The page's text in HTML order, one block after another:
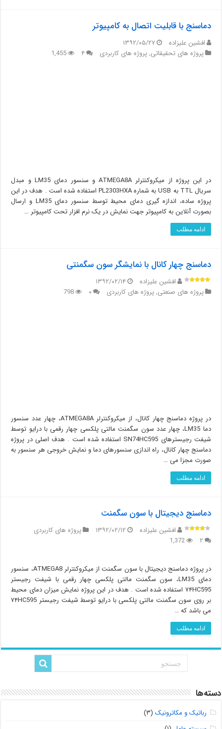
دماسنج با قابلیت اتصال به کامپیوتر
افشین علیزاده
۱۳۹۲/۰۵/۲۷
پروژه های تحقیقاتی,پروژه های کاربردی ۴ 1,455
در این پروژه از میکروکنترلر ATMEGA8A و سنسور دمای LM35 و مبدل
سریال TTL به USB به شماره PL2303HXA استفاده شده است . هدف در این
پروژه ساده، اندازه گیری دمای محیط توسط سنسور دمای LM35 و ارسال
بصورت آنلاین به کامپیوتر جهت نمایش در یک نرم افزار تحت کامپیوتر …
ادامه مطلب
دماسنج چهار کانال با نمایشگر سون سگمنتی
افشین علیزاده
۱۳۹۲/۰۲/۱۴
پروژه های صنعتی,پروژه های کاربردی ۰ 798
در پروژه دماسنج چهار کانال، از میکروکنترلر ATMEGA8A، چهار عدد سنسور
دما LM35، چهار عدد سون سگمنت مالتی پلکسی چهار رقمی با درایو توسط
شیفت رجیسترهای SN74HC595 استفاده شده است . هدف اصلی در پروژه
دماسنج چهار کانال، راه اندازی سنسورهای دما و نمایش خروجی هر سنسور به
صورت مجزا می …
ادامه مطلب
دماسنج دیجیتال با سون سگمنت
افشین علیزاده ۱۳۹۲/۰۲/۱۲
پروژه های کاربردی
۲
1,372
در پروژه دماسنج دیجیتال با سون سگمنت از میکروکنترلر ATMEGA8، سنسور
دمای LM35، سون سگمنت مالتی پلکسی چهار رقمی با شیفت رجیستر
۷۴HC595 استفاده شده است . هدف در این پروژه نمایش میزان دمای محیط
بر روی سون سگمنت مالتی پلکسی با درایو توسط شیفت رجیستر ۷۴HC595
می باشد که …
ادامه مطلب
دسته‌ها
رباتیک و مکاترونیک (۳)